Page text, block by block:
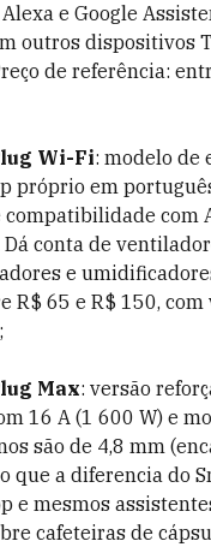
e Google
outros dispositivos
de referência:
Wi-Fi: modelo de
próprio em
compatibilidade com
conta de
e
R$ 65 e R$ 150, com
Max: versão
16 A (1 600 W) e
são de 4,8 mm
que a diferencia do
e mesmos
cafeteiras de